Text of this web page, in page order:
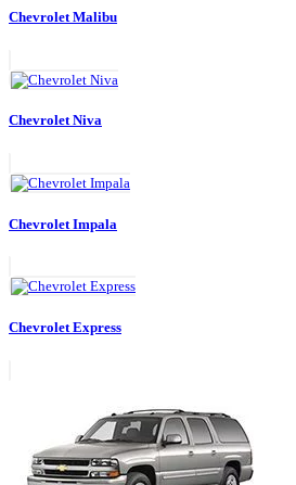
Chevrolet Malibu
Chevrolet Niva
Chevrolet Impala
Chevrolet Express